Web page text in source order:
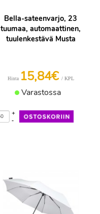
Bella-sateenvarjo, 23
tuumaa, automaattinen,
tuulenkestävä Musta
Hinta 15,84€ / KPL
Varastossa
-
+